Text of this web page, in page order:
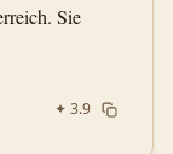
Sie
✦ 3.9